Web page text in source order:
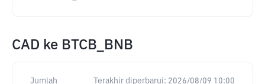
CAD ke BTCB_BNB
Jumlah Terakhir diperbarui: 2026/08/09 10:00